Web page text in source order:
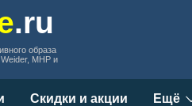
.ru
образа
MHP и
Скидки и акции Ещё